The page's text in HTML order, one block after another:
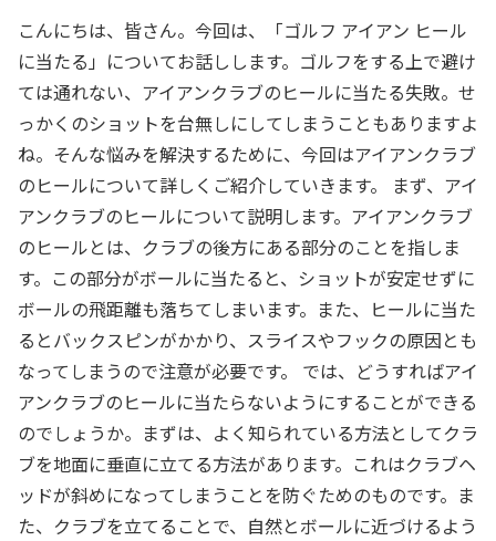
こんにちは、皆さん。今回は、「ゴルフ アイアン ヒール
に当たる」についてお話しします。ゴルフをする上で避け
ては通れない、アイアンクラブのヒールに当たる失敗。せ
っかくのショットを台無しにしてしまうこともありますよ
ね。そんな悩みを解決するために、今回はアイアンクラブ
のヒールについて詳しくご紹介していきます。 まず、アイ
アンクラブのヒールについて説明します。アイアンクラブ
のヒールとは、クラブの後方にある部分のことを指しま
す。この部分がボールに当たると、ショットが安定せずに
ボールの飛距離も落ちてしまいます。また、ヒールに当た
るとバックスピンがかかり、スライスやフックの原因とも
なってしまうので注意が必要です。 では、どうすればアイ
アンクラブのヒールに当たらないようにすることができる
のでしょうか。まずは、よく知られている方法としてクラ
ブを地面に垂直に立てる方法があります。これはクラブヘ
ッドが斜めになってしまうことを防ぐためのものです。ま
た、クラブを立てることで、自然とボールに近づけるよう